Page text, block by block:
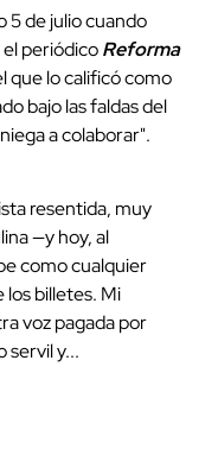
5 de julio cuando
periódicoReforma
que lo calificó como
bajo las faldas del
a colaborar".
resentida, muy
—y hoy, al
como cualquier
billetes. Mi
voz pagada por
servil y...